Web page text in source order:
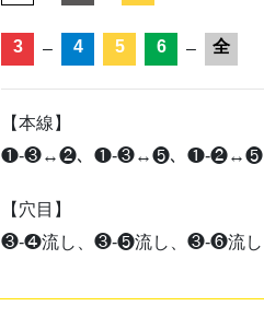
3 – 4 5 6 – 全
【本線】
❶-❸↔❷、❶-❸↔❺、❶-❷↔❺
【穴目】
❸-❹流し、❸-❺流し、❸-❻流し